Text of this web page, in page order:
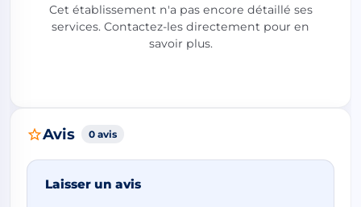
Cet établissement n'a pas encore détaillé ses
services. Contactez-les directement pour en
savoir plus.
Avis 0 avis
Laisser un avis